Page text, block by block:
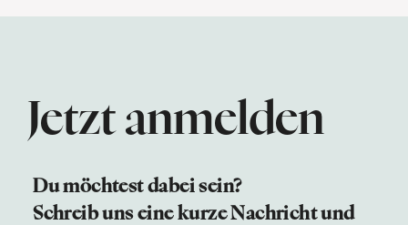
Jetzt anmelden
Du möchtest dabei sein?
Schreib uns eine kurze Nachricht und